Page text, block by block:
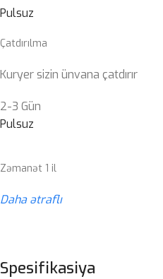
Pulsuz
Çatdırılma
Kuryer sizin ünvana çatdırır
2-3 Gün
Pulsuz
Zəmanət 1 il
Daha ətraflı
Spesifikasiya